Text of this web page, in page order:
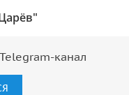
канал